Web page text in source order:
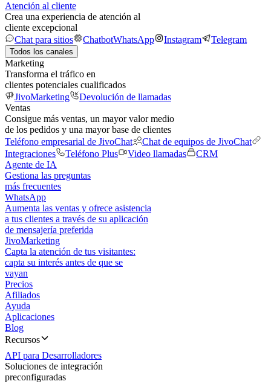
Atención al cliente
Crea una experiencia de atención al
cliente excepcional
Chat para sitios
ChatbotWhatsApp Instagram Telegram
Todos los canales
Marketing
Transforma el tráfico en
clientes potenciales cualificados
JivoMarketing
Devolución de llamadas
Ventas
Consigue más ventas, un mayor valor medio
de los pedidos y una mayor base de clientes
Teléfono empresarial de JivoChat
Chat de equipos de JivoChat
Integraciones
Teléfono Plus Video llamadas
CRM
Agente de IA
Gestiona las preguntas
más frecuentes
WhatsApp
Aumenta las ventas y ofrece asistencia
a tus clientes a través de su aplicación
de mensajería preferida
JivoMarketing
Capta la atención de tus visitantes:
capta su interés antes de que se
vayan
Precios
Afiliados
Ayuda
Aplicaciones
Blog
Recursos
API para Desarrolladores
Soluciones de integración
preconfiguradas